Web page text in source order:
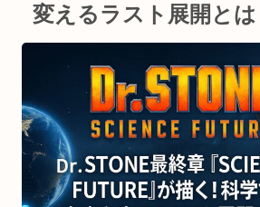
変えるラスト展開とは